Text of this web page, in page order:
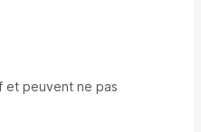
et peuvent ne pas